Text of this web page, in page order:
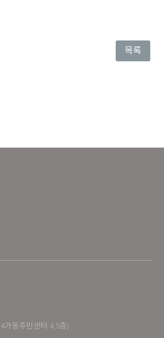
목록
가동주민센터 4,5층)